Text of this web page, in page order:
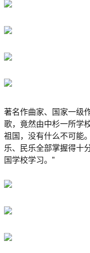
著名作曲家、国家一级
歌，竟然由中杉一所学
祖国，没有什么不可能
乐、民乐全部掌握得十
国学校学习。”